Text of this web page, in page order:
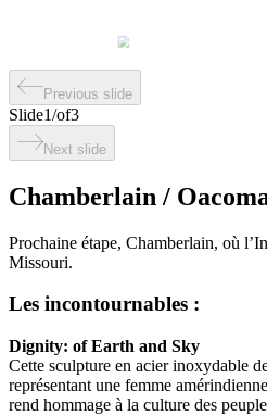
Previous slide
Slide1/of3
Next slide
Chamberlain /
Prochaine étape, Chamberlain, où
Missouri.
Les incontournables :
Dignity: of Earth and Sky
Cette sculpture en acier inoxydable
représentant une femme
rend hommage à la culture des